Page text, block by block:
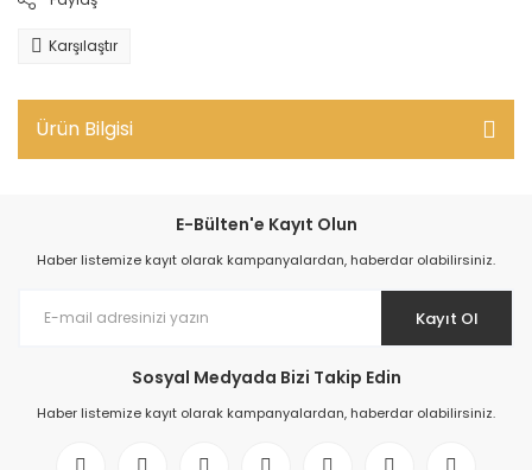
Karşılaştır
Ürün Bilgisi
E-Bülten'e Kayıt Olun
Haber listemize kayıt olarak kampanyalardan, haberdar olabilirsiniz.
Kayıt Ol
Sosyal Medyada Bizi Takip Edin
Haber listemize kayıt olarak kampanyalardan, haberdar olabilirsiniz.